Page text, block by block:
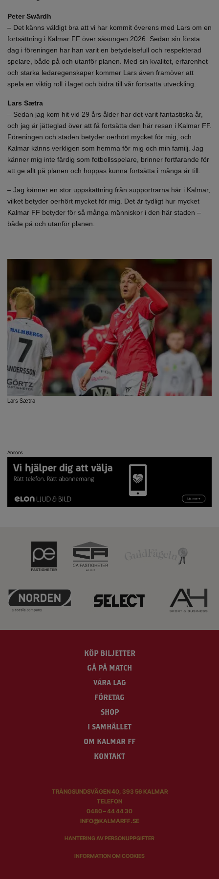
Peter Swärdh
– Det känns väldigt bra att vi har kommit överens med Lars om en
fortsättning i Kalmar FF över säsongen 2026. Sedan sin första
dag i föreningen har han varit en betydelsefull och respekterad
spelare, både på och utanför planen. Med sin kvalitet, erfarenhet
och starka ledaregenskaper kommer Lars även framöver att
spela en viktig roll i laget och bidra till vår fortsatta utveckling.
Lars Sætra
– Sedan jag kom hit vid 29 års ålder har det varit fantastiska år,
och jag är jätteglad över att få fortsätta den här resan i Kalmar FF.
Föreningen och staden betyder oerhört mycket för mig, och
Kalmar känns verkligen som hemma för mig och min familj. Jag
känner mig inte färdig som fotbollsspelare, brinner fortfarande för
att ge allt på planen och hoppas kunna fortsätta i många år till.
– Jag känner en stor uppskattning från supportrarna här i Kalmar,
vilket betyder oerhört mycket för mig. Det är tydligt hur mycket
Kalmar FF betyder för så många människor i den här staden –
både på och utanför planen.
Lars Sætra
Annons
KÖP BILJETTER
GÅ PÅ MATCH
VÅRA LAG
FÖRETAG
SHOP
I SAMHÄLLET
OM KALMAR FF
KONTAKT
TRÅNGSUNDSVÄGEN 40, 393 56 KALMAR
TELEFON
0480 – 44 44 30
INFO@KALMARFF.SE
HANTERING AV PERSONUPPGIFTER
INFORMATION OM COOKIES